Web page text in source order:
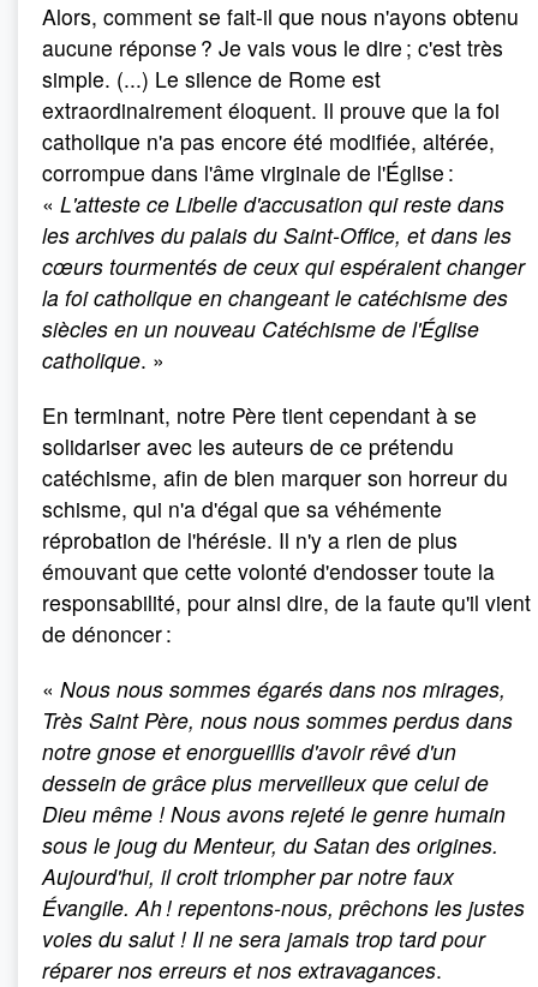
Alors, comment se fait-il que nous n'ayons obtenu
aucune réponse ? Je vais vous le dire ; c'est très
simple. (...) Le silence de Rome est
extraordinairement éloquent. Il prouve que la foi
catholique n'a pas encore été modifiée, altérée,
corrompue dans l'âme virginale de l'Église :
« L'atteste ce Libelle d'accusation qui reste dans
les archives du palais du Saint-Office, et dans les
cœurs tourmentés de ceux qui espéraient changer
la foi catholique en changeant le catéchisme des
siècles en un nouveau Catéchisme de l'Église
catholique. »
En terminant, notre Père tient cependant à se
solidariser avec les auteurs de ce prétendu
catéchisme, afin de bien marquer son horreur du
schisme, qui n'a d'égal que sa véhémente
réprobation de l'hérésie. Il n'y a rien de plus
émouvant que cette volonté d'endosser toute la
responsabilité, pour ainsi dire, de la faute qu'il vient
de dénoncer :
« Nous nous sommes égarés dans nos mirages,
Très Saint Père, nous nous sommes perdus dans
notre gnose et enorgueillis d'avoir rêvé d'un
dessein de grâce plus merveilleux que celui de
Dieu même ! Nous avons rejeté le genre humain
sous le joug du Menteur, du Satan des origines.
Aujourd'hui, il croit triompher par notre faux
Évangile. Ah ! repentons-nous, prêchons les justes
voies du salut ! Il ne sera jamais trop tard pour
réparer nos erreurs et nos extravagances.